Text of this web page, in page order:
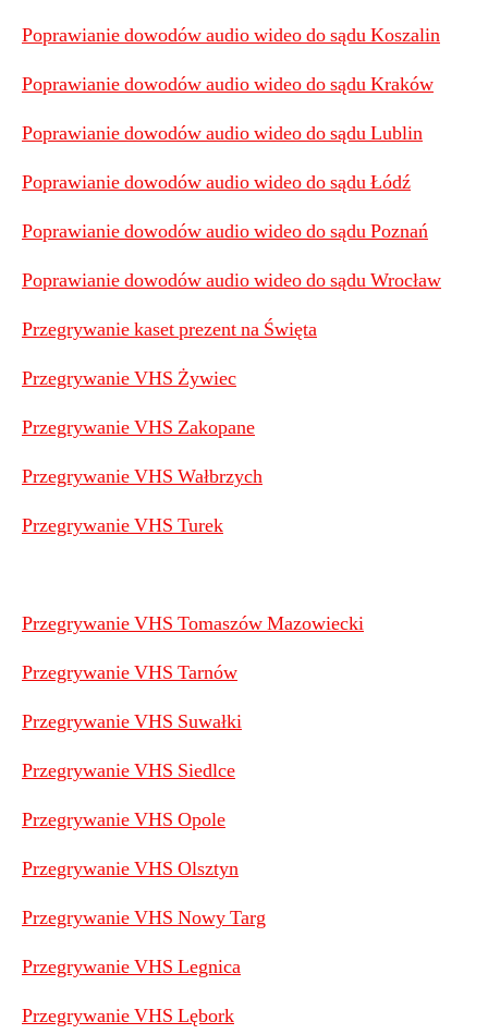
Poprawianie dowodów audio wideo do sądu Koszalin
Poprawianie dowodów audio wideo do sądu Kraków
Poprawianie dowodów audio wideo do sądu Lublin
Poprawianie dowodów audio wideo do sądu Łódź
Poprawianie dowodów audio wideo do sądu Poznań
Poprawianie dowodów audio wideo do sądu Wrocław
Przegrywanie kaset prezent na Święta
Przegrywanie VHS Żywiec
Przegrywanie VHS Zakopane
Przegrywanie VHS Wałbrzych
Przegrywanie VHS Turek
Przegrywanie VHS Tomaszów Mazowiecki
Przegrywanie VHS Tarnów
Przegrywanie VHS Suwałki
Przegrywanie VHS Siedlce
Przegrywanie VHS Opole
Przegrywanie VHS Olsztyn
Przegrywanie VHS Nowy Targ
Przegrywanie VHS Legnica
Przegrywanie VHS Lębork